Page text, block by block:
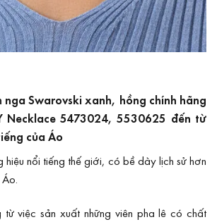
nga Swarovski xanh, hồng chính hãng
Necklace 5473024, 5530625 đến từ
của Áo
hiệu nổi tiếng thế giới, có bề dày lịch sử hơn
từ việc sản xuất những viên pha lê có chất